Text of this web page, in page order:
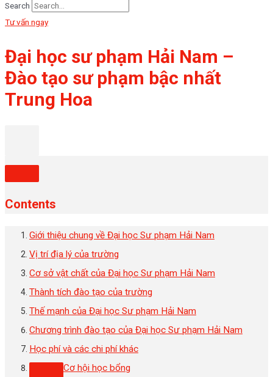
Search
Tư vấn ngay
Đại học sư phạm Hải Nam –
Đào tạo sư phạm bậc nhất
Trung Hoa
Contents
Giới thiệu chung về Đại học Sư phạm Hải Nam
Vị trí địa lý của trường
Cơ sở vật chất của Đại học Sư phạm Hải Nam
Thành tích đào tạo của trường
Thế mạnh của Đại học Sư phạm Hải Nam
Chương trình đào tạo của Đại học Sư phạm Hải Nam
Học phí và các chi phí khác
Cơ hội học bổng